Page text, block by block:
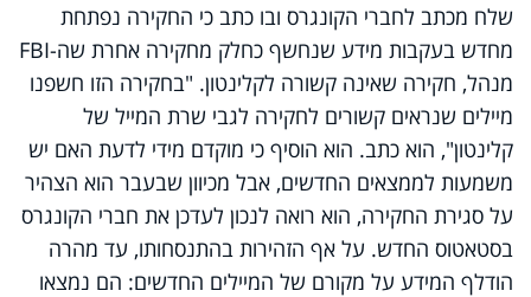
שלח מכתב לחברי הקונגרס ובו כתב כי החקירה נפתחת
מחדש בעקבות מידע שנחשף כחלק מחקירה אחרת שה-FBI
מנהל, חקירה שאינה קשורה לקלינטון. "בחקירה הזו חשפנו
מיילים שנראים קשורים לחקירה לגבי שרת המייל של
קלינטון", הוא כתב. הוא הוסיף כי מוקדם מידי לדעת האם יש
משמעות לממצאים החדשים, אבל מכיוון שבעבר הוא הצהיר
על סגירת החקירה, הוא רואה לנכון לעדכן את חברי הקונגרס
בסטאטוס החדש. על אף הזהירות בהתנסחותו, עד מהרה
הודלף המידע על מקורם של המיילים החדשים: הם נמצאו